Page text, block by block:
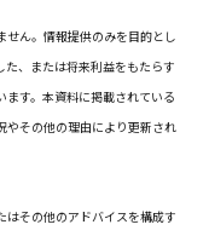
ん。情報提供のみを目的とし
、または将来利益をもたらす
す。本資料に掲載されている
やその他の理由により更新され
その他のアドバイスを構成す